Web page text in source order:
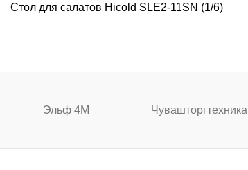
Стол для салатов Hicold SLE2-11SN (1/6)
Эльф 4М Чувашторгтехника